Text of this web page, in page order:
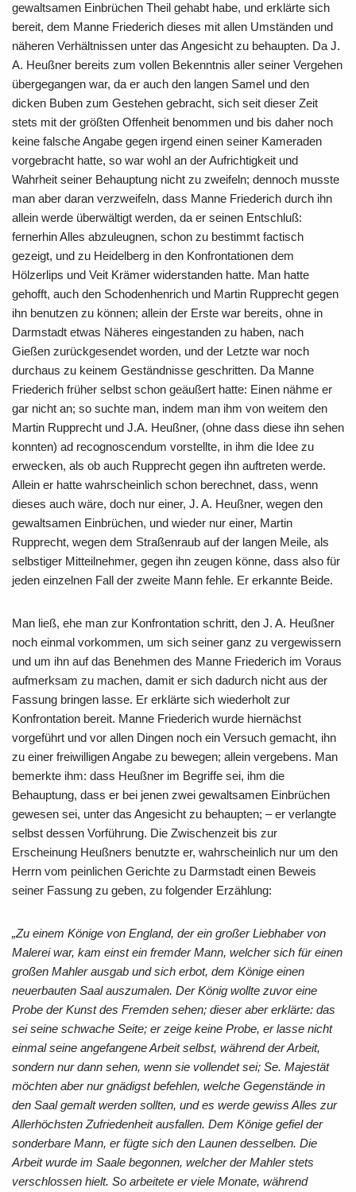
gewaltsamen Einbrüchen Theil gehabt habe, und erklärte sich
bereit, dem Manne Friederich dieses mit allen Umständen und
näheren Verhältnissen unter das Angesicht zu behaupten. Da J.
A. Heußner bereits zum vollen Bekenntnis aller seiner Vergehen
übergegangen war, da er auch den langen Samel und den
dicken Buben zum Gestehen gebracht, sich seit dieser Zeit
stets mit der größten Offenheit benommen und bis daher noch
keine falsche Angabe gegen irgend einen seiner Kameraden
vorgebracht hatte, so war wohl an der Aufrichtigkeit und
Wahrheit seiner Behauptung nicht zu zweifeln; dennoch musste
man aber daran verzweifeln, dass Manne Friederich durch ihn
allein werde überwältigt werden, da er seinen Entschluß:
fernerhin Alles abzuleugnen, schon zu bestimmt factisch
gezeigt, und zu Heidelberg in den Konfrontationen dem
Hölzerlips und Veit Krämer widerstanden hatte. Man hatte
gehofft, auch den Schodenhenrich und Martin Rupprecht gegen
ihn benutzen zu können; allein der Erste war bereits, ohne in
Darmstadt etwas Näheres eingestanden zu haben, nach
Gießen zurückgesendet worden, und der Letzte war noch
durchaus zu keinem Geständnisse geschritten. Da Manne
Friederich früher selbst schon geäußert hatte: Einen nähme er
gar nicht an; so suchte man, indem man ihm von weitem den
Martin Rupprecht und J.A. Heußner, (ohne dass diese ihn sehen
konnten) ad recognoscendum vorstellte, in ihm die Idee zu
erwecken, als ob auch Rupprecht gegen ihn auftreten werde.
Allein er hatte wahrscheinlich schon berechnet, dass, wenn
dieses auch wäre, doch nur einer, J. A. Heußner, wegen den
gewaltsamen Einbrüchen, und wieder nur einer, Martin
Rupprecht, wegen dem Straßenraub auf der langen Meile, als
selbstiger Mitteilnehmer, gegen ihn zeugen könne, dass also für
jeden einzelnen Fall der zweite Mann fehle. Er erkannte Beide.
Man ließ, ehe man zur Konfrontation schritt, den J. A. Heußner
noch einmal vorkommen, um sich seiner ganz zu vergewissern
und um ihn auf das Benehmen des Manne Friederich im Voraus
aufmerksam zu machen, damit er sich dadurch nicht aus der
Fassung bringen lasse. Er erklärte sich wiederholt zur
Konfrontation bereit. Manne Friederich wurde hiernächst
vorgeführt und vor allen Dingen noch ein Versuch gemacht, ihn
zu einer freiwilligen Angabe zu bewegen; allein vergebens. Man
bemerkte ihm: dass Heußner im Begriffe sei, ihm die
Behauptung, dass er bei jenen zwei gewaltsamen Einbrüchen
gewesen sei, unter das Angesicht zu behaupten; – er verlangte
selbst dessen Vorführung. Die Zwischenzeit bis zur
Erscheinung Heußners benutzte er, wahrscheinlich nur um den
Herrn vom peinlichen Gerichte zu Darmstadt einen Beweis
seiner Fassung zu geben, zu folgender Erzählung:
„Zu einem Könige von England, der ein großer Liebhaber von
Malerei war, kam einst ein fremder Mann, welcher sich für einen
großen Mahler ausgab und sich erbot, dem Könige einen
neuerbauten Saal auszumalen. Der König wollte zuvor eine
Probe der Kunst des Fremden sehen; dieser aber erklärte: das
sei seine schwache Seite; er zeige keine Probe, er lasse nicht
einmal seine angefangene Arbeit selbst, während der Arbeit,
sondern nur dann sehen, wenn sie vollendet sei; Se. Majestät
möchten aber nur gnädigst befehlen, welche Gegenstände in
den Saal gemalt werden sollten, und es werde gewiss Alles zur
Allerhöchsten Zufriedenheit ausfallen. Dem Könige gefiel der
sonderbare Mann, er fügte sich den Launen desselben. Die
Arbeit wurde im Saale begonnen, welcher der Mahler stets
verschlossen hielt. So arbeitete er viele Monate, während